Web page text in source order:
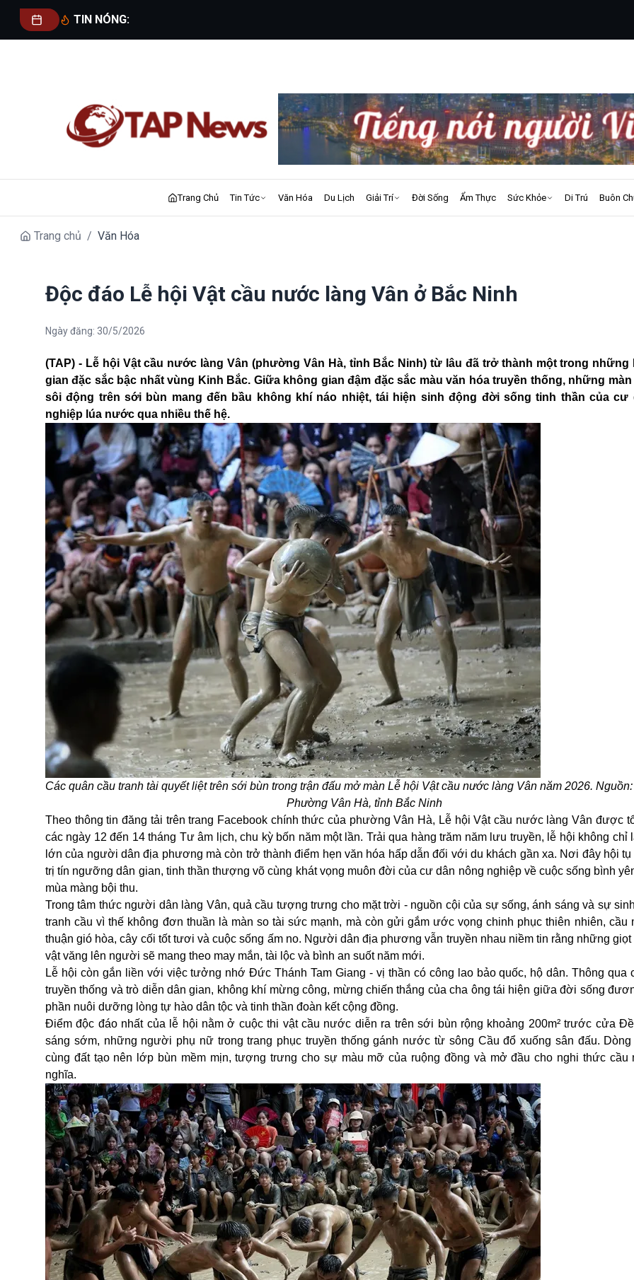
TIN NÓNG:
Trang Chủ Tin Tức Văn Hóa Du Lịch Giải Trí Đời Sống Ẩm Thực Sức Khỏe Di Trú Buôn
Trang chủ / Văn Hóa
Độc đáo Lễ hội Vật cầu nước làng Vân ở Bắc Ninh
Ngày đăng: 30/5/2026
(TAP) - Lễ hội Vật cầu nước làng Vân (phường Vân Hà, tỉnh Bắc Ninh) từ lâu đã trở thành một trong những
gian đặc sắc bậc nhất vùng Kinh Bắc. Giữa không gian đậm đặc sắc màu văn hóa truyền thống, những
sôi động trên sới bùn mang đến bầu không khí náo nhiệt, tái hiện sinh động đời sống tinh thần của cư
nghiệp lúa nước qua nhiều thế hệ.
Các quân cầu tranh tài quyết liệt trên sới bùn trong trận đấu mở màn Lễ hội Vật cầu nước làng Vân năm 2026.
Phường Vân Hà, tỉnh Bắc Ninh
Theo thông tin đăng tải trên trang Facebook chính thức của phường Vân Hà, Lễ hội Vật cầu nước làng Vân được
các ngày 12 đến 14 tháng Tư âm lịch, chu kỳ bốn năm một lần. Trải qua hàng trăm năm lưu truyền, lễ hội không chỉ
lớn của người dân địa phương mà còn trở thành điểm hẹn văn hóa hấp dẫn đối với du khách gần xa. Nơi đây hội
trị tín ngưỡng dân gian, tinh thần thượng võ cùng khát vọng muôn đời của cư dân nông nghiệp về cuộc sống bình
mùa màng bội thu.
Trong tâm thức người dân làng Vân, quả cầu tượng trưng cho mặt trời - nguồn cội của sự sống, ánh sáng và sự
tranh cầu vì thế không đơn thuần là màn so tài sức mạnh, mà còn gửi gắm ước vọng chinh phục thiên nhiên, cầu
thuận gió hòa, cây cối tốt tươi và cuộc sống ấm no. Người dân địa phương vẫn truyền nhau niềm tin rằng những
vật văng lên người sẽ mang theo may mắn, tài lộc và bình an suốt năm mới.
Lễ hội còn gắn liền với việc tưởng nhớ Đức Thánh Tam Giang - vị thần có công lao bảo quốc, hộ dân. Thông qua
truyền thống và trò diễn dân gian, không khí mừng công, mừng chiến thắng của cha ông tái hiện giữa đời sống
phần nuôi dưỡng lòng tự hào dân tộc và tinh thần đoàn kết cộng đồng.
Điểm độc đáo nhất của lễ hội nằm ở cuộc thi vật cầu nước diễn ra trên sới bùn rộng khoảng 200m² trước cửa
sáng sớm, những người phụ nữ trong trang phục truyền thống gánh nước từ sông Cầu đổ xuống sân đấu.
cùng đất tạo nên lớp bùn mềm mịn, tượng trưng cho sự màu mỡ của ruộng đồng và mở đầu cho nghi thức cầu
nghĩa.